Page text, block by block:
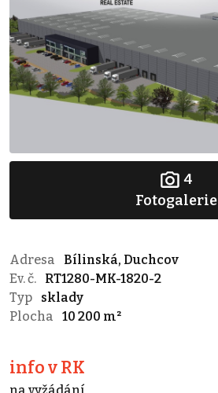
4
Fotogalerie
Adresa
Bílinská, Duchcov
Ev. č.
RT1280-MK-1820-2
Typ
sklady
Plocha
10 200 m²
info v RK